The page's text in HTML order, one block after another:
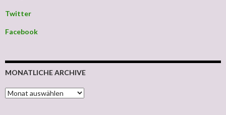
Twitter
Facebook
MONATLICHE ARCHIVE
MONATLICHE ARCHIVE